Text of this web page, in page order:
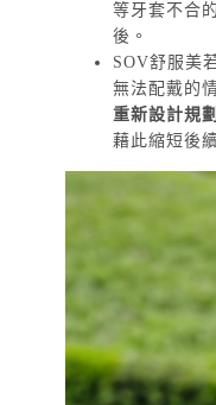
等牙套不合
後。
SOV舒服美
無法配戴的
重新設計規劃
藉此縮短後